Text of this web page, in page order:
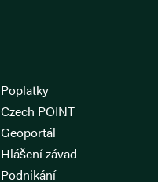
Poplatky
Czech POINT
Geoportál
Hlášení závad
Podnikání